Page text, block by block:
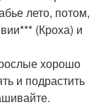
лето, потом,
(Кроха) и
хорошо
и подрастить